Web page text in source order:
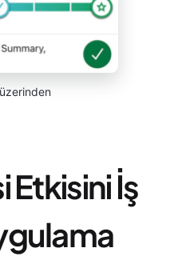
üzerinden
Etkisini İş